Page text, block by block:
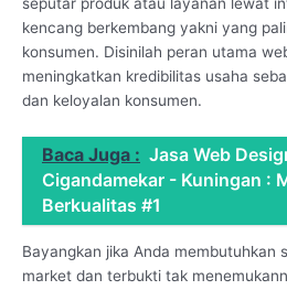
kencang berkembang yakni yang
konsumen. Disinilah peran utama
meningkatkan kredibilitas usaha
dan keloyalan konsumen.
Baca Juga : Jasa Web
Cigandamekar - Kuningan :
Berkualitas #1
Bayangkan jika Anda membutuhkan
market dan terbukti tak